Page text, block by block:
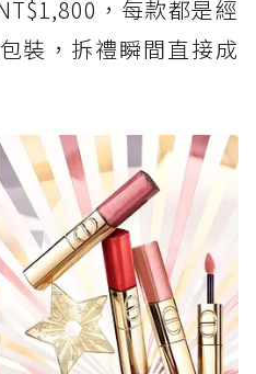
，每款都是經
裝，拆禮瞬間直接成